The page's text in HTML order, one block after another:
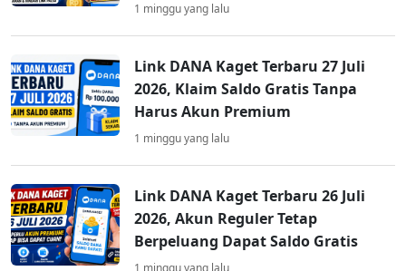
1 minggu yang lalu
Link DANA Kaget Terbaru 27 Juli
2026, Klaim Saldo Gratis Tanpa
Harus Akun Premium
1 minggu yang lalu
Link DANA Kaget Terbaru 26 Juli
2026, Akun Reguler Tetap
Berpeluang Dapat Saldo Gratis